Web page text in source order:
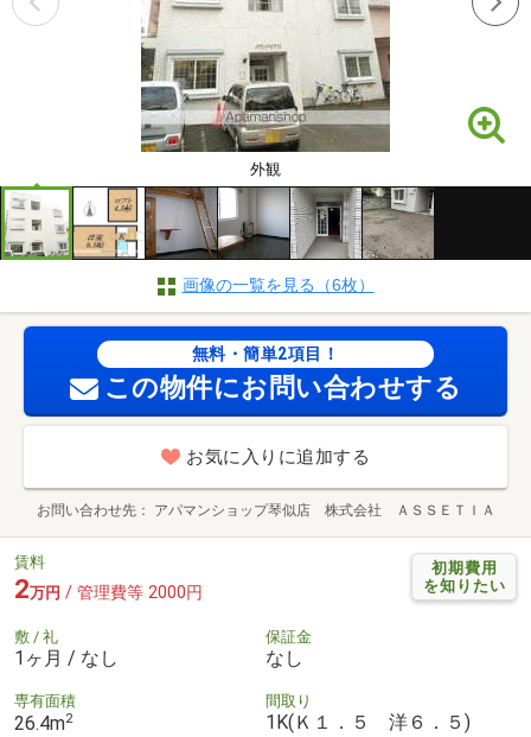
外観
画像の一覧を見る（6枚）
無料・簡単2項目！
この物件にお問い合わせする
お気に入りに追加する
お問い合わせ先 アパマンショップ琴似店 株式会社 ＡＳＳＥＴＩＡ
初期費用
を知りたい
賃料
2万円 / 管理費等 2000円
敷 / 礼
1ヶ月 / なし
保証金
なし
専有面積
26.4m2
間取り
1K(Ｋ１．５ 洋６．５)